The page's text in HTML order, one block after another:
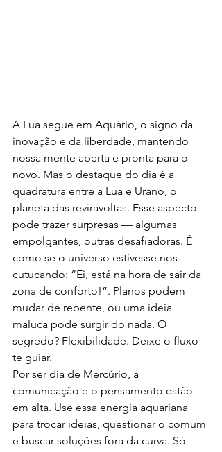
A Lua segue em Aquário, o signo da
inovação e da liberdade, mantendo
nossa mente aberta e pronta para o
novo. Mas o destaque do dia é a
quadratura entre a Lua e Urano, o
planeta das reviravoltas. Esse aspecto
pode trazer surpresas — algumas
empolgantes, outras desafiadoras. É
como se o universo estivesse nos
cutucando: “Ei, está na hora de sair da
zona de conforto!”. Planos podem
mudar de repente, ou uma ideia
maluca pode surgir do nada. O
segredo? Flexibilidade. Deixe o fluxo
te guiar.
Por ser dia de Mercúrio, a
comunicação e o pensamento estão
em alta. Use essa energia aquariana
para trocar ideias, questionar o comum
e buscar soluções fora da curva. Só